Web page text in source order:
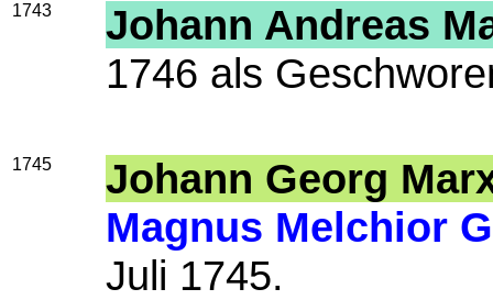
1743
Johann Andreas
1746 als
1745
Johann Georg
Magnus Melchior
Juli 1745.